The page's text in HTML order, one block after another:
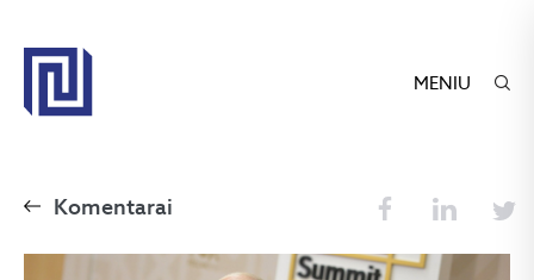
MENIU
Komentarai